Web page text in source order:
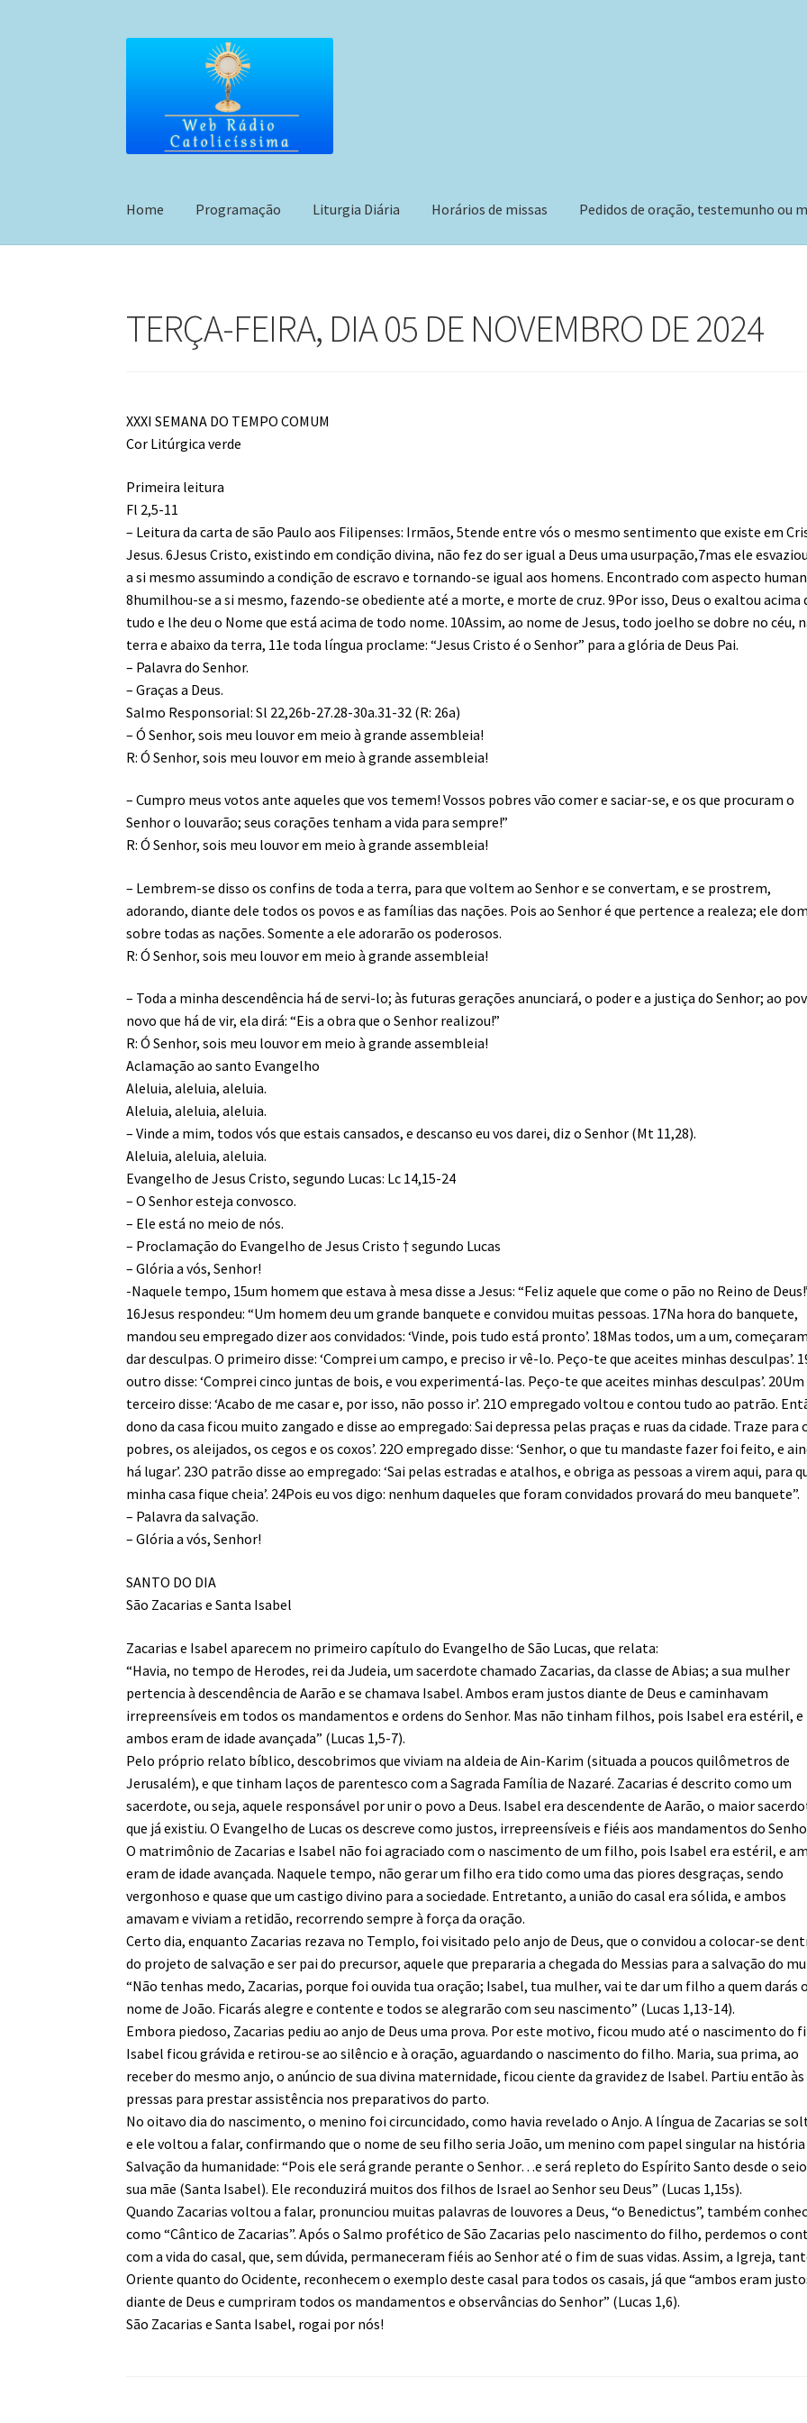
conteúdo
Home Programação Liturgia Diária Horários de missas Pedidos de oração, testemunho ou
TERÇA-FEIRA, DIA 05 DE NOVEMBRO DE 2024
XXXI SEMANA DO TEMPO COMUM
Cor Litúrgica verde
Primeira leitura
Fl 2,5-11
– Leitura da carta de são Paulo aos Filipenses: Irmãos, 5tende entre vós o mesmo sentimento que existe em
Jesus. 6Jesus Cristo, existindo em condição divina, não fez do ser igual a Deus uma usurpação,7mas ele
a si mesmo assumindo a condição de escravo e tornando-se igual aos homens. Encontrado com aspecto
8humilhou-se a si mesmo, fazendo-se obediente até a morte, e morte de cruz. 9Por isso, Deus o exaltou acima
tudo e lhe deu o Nome que está acima de todo nome. 10Assim, ao nome de Jesus, todo joelho se dobre no céu,
terra e abaixo da terra, 11e toda língua proclame: “Jesus Cristo é o Senhor” para a glória de Deus Pai.
– Palavra do Senhor.
– Graças a Deus.
Salmo Responsorial: Sl 22,26b-27.28-30a.31-32 (R: 26a)
– Ó Senhor, sois meu louvor em meio à grande assembleia!
R: Ó Senhor, sois meu louvor em meio à grande assembleia!
– Cumpro meus votos ante aqueles que vos temem! Vossos pobres vão comer e saciar-se, e os que procuram o
Senhor o louvarão; seus corações tenham a vida para sempre!”
R: Ó Senhor, sois meu louvor em meio à grande assembleia!
– Lembrem-se disso os confins de toda a terra, para que voltem ao Senhor e se convertam, e se prostrem,
adorando, diante dele todos os povos e as famílias das nações. Pois ao Senhor é que pertence a realeza; ele
sobre todas as nações. Somente a ele adorarão os poderosos.
R: Ó Senhor, sois meu louvor em meio à grande assembleia!
– Toda a minha descendência há de servi-lo; às futuras gerações anunciará, o poder e a justiça do Senhor; ao
novo que há de vir, ela dirá: “Eis a obra que o Senhor realizou!”
R: Ó Senhor, sois meu louvor em meio à grande assembleia!
Aclamação ao santo Evangelho
Aleluia, aleluia, aleluia.
Aleluia, aleluia, aleluia.
– Vinde a mim, todos vós que estais cansados, e descanso eu vos darei, diz o Senhor (Mt 11,28).
Aleluia, aleluia, aleluia.
Evangelho de Jesus Cristo, segundo Lucas: Lc 14,15-24
– O Senhor esteja convosco.
– Ele está no meio de nós.
– Proclamação do Evangelho de Jesus Cristo † segundo Lucas
– Glória a vós, Senhor!
-Naquele tempo, 15um homem que estava à mesa disse a Jesus: “Feliz aquele que come o pão no Reino de
16Jesus respondeu: “Um homem deu um grande banquete e convidou muitas pessoas. 17Na hora do banquete,
mandou seu empregado dizer aos convidados: ‘Vinde, pois tudo está pronto’. 18Mas todos, um a um,
dar desculpas. O primeiro disse: ‘Comprei um campo, e preciso ir vê-lo. Peço-te que aceites minhas desculpas’.
outro disse: ‘Comprei cinco juntas de bois, e vou experimentá-las. Peço-te que aceites minhas desculpas’. 20Um
terceiro disse: ‘Acabo de me casar e, por isso, não posso ir’. 21O empregado voltou e contou tudo ao patrão.
dono da casa ficou muito zangado e disse ao empregado: Sai depressa pelas praças e ruas da cidade. Traze para
pobres, os aleijados, os cegos e os coxos’. 22O empregado disse: ‘Senhor, o que tu mandaste fazer foi feito, e
há lugar’. 23O patrão disse ao empregado: ‘Sai pelas estradas e atalhos, e obriga as pessoas a virem aqui, para
minha casa fique cheia’. 24Pois eu vos digo: nenhum daqueles que foram convidados provará do meu banquete”.
– Palavra da salvação.
– Glória a vós, Senhor!
SANTO DO DIA
São Zacarias e Santa Isabel
Zacarias e Isabel aparecem no primeiro capítulo do Evangelho de São Lucas, que relata:
“Havia, no tempo de Herodes, rei da Judeia, um sacerdote chamado Zacarias, da classe de Abias; a sua mulher
pertencia à descendência de Aarão e se chamava Isabel. Ambos eram justos diante de Deus e caminhavam
irrepreensíveis em todos os mandamentos e ordens do Senhor. Mas não tinham filhos, pois Isabel era estéril, e
ambos eram de idade avançada” (Lucas 1,5-7).
Pelo próprio relato bíblico, descobrimos que viviam na aldeia de Ain-Karim (situada a poucos quilômetros de
Jerusalém), e que tinham laços de parentesco com a Sagrada Família de Nazaré. Zacarias é descrito como um
sacerdote, ou seja, aquele responsável por unir o povo a Deus. Isabel era descendente de Aarão, o maior
que já existiu. O Evangelho de Lucas os descreve como justos, irrepreensíveis e fiéis aos mandamentos do
O matrimônio de Zacarias e Isabel não foi agraciado com o nascimento de um filho, pois Isabel era estéril, e
eram de idade avançada. Naquele tempo, não gerar um filho era tido como uma das piores desgraças, sendo
vergonhoso e quase que um castigo divino para a sociedade. Entretanto, a união do casal era sólida, e ambos
amavam e viviam a retidão, recorrendo sempre à força da oração.
Certo dia, enquanto Zacarias rezava no Templo, foi visitado pelo anjo de Deus, que o convidou a colocar-se
do projeto de salvação e ser pai do precursor, aquele que prepararia a chegada do Messias para a salvação do
“Não tenhas medo, Zacarias, porque foi ouvida tua oração; Isabel, tua mulher, vai te dar um filho a quem darás o
nome de João. Ficarás alegre e contente e todos se alegrarão com seu nascimento” (Lucas 1,13-14).
Embora piedoso, Zacarias pediu ao anjo de Deus uma prova. Por este motivo, ficou mudo até o nascimento do
Isabel ficou grávida e retirou-se ao silêncio e à oração, aguardando o nascimento do filho. Maria, sua prima, ao
receber do mesmo anjo, o anúncio de sua divina maternidade, ficou ciente da gravidez de Isabel. Partiu então às
pressas para prestar assistência nos preparativos do parto.
No oitavo dia do nascimento, o menino foi circuncidado, como havia revelado o Anjo. A língua de Zacarias se
e ele voltou a falar, confirmando que o nome de seu filho seria João, um menino com papel singular na história
Salvação da humanidade: “Pois ele será grande perante o Senhor…e será repleto do Espírito Santo desde o
sua mãe (Santa Isabel). Ele reconduzirá muitos dos filhos de Israel ao Senhor seu Deus” (Lucas 1,15s).
Quando Zacarias voltou a falar, pronunciou muitas palavras de louvores a Deus, “o Benedictus”, também
como “Cântico de Zacarias”. Após o Salmo profético de São Zacarias pelo nascimento do filho, perdemos o
com a vida do casal, que, sem dúvida, permaneceram fiéis ao Senhor até o fim de suas vidas. Assim, a Igreja,
Oriente quanto do Ocidente, reconhecem o exemplo deste casal para todos os casais, já que “ambos eram
diante de Deus e cumpriram todos os mandamentos e observâncias do Senhor” (Lucas 1,6).
São Zacarias e Santa Isabel, rogai por nós!